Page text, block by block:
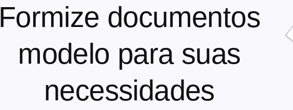
Formize documentos
modelo para suas
necessidades